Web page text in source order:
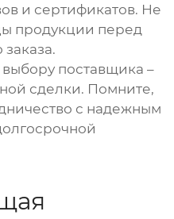
и сертификатов. Не
продукции перед
поставщика –
сделки. Помните,
с надежным